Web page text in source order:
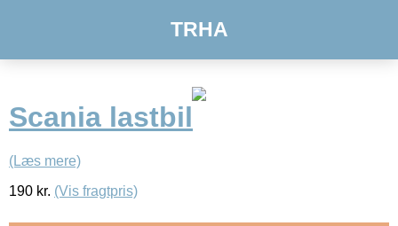
TRHA
Scania lastbil
(Læs mere)
190 kr. (Vis fragtpris)